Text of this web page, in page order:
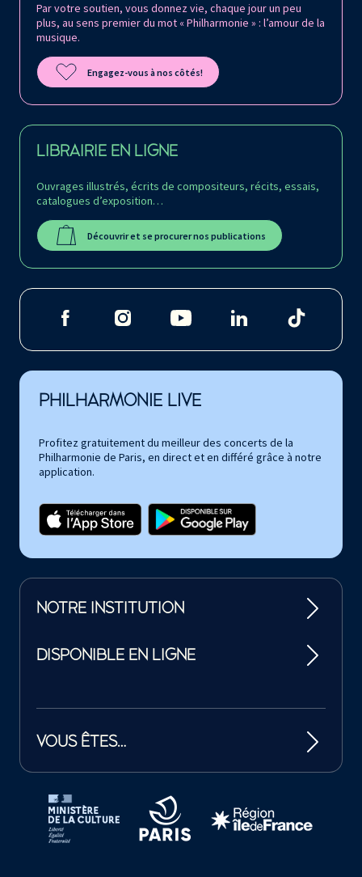
Par votre soutien, vous donnez vie, chaque jour un peu
plus, au sens premier du mot « Philharmonie » : l’amour de la
musique.
Engagez-vous à nos côtés!
LIBRAIRIE EN LIGNE
Ouvrages illustrés, écrits de compositeurs, récits, essais,
catalogues d’exposition…
Découvrir et se procurer nos publications
PHILHARMONIE LIVE
Profitez gratuitement du meilleur des concerts de la
Philharmonie de Paris, en direct et en différé grâce à notre
application.
NOTRE INSTITUTION
DISPONIBLE EN LIGNE
VOUS ÊTES…
Tutelles et mécènes de la Philharmonie de Paris